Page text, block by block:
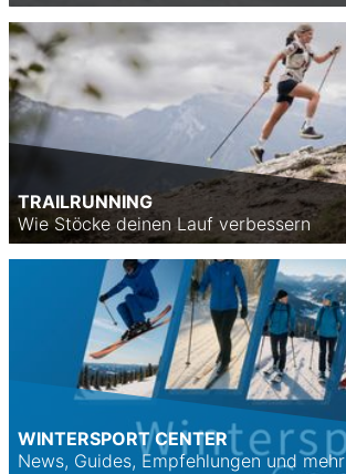
TRAILRUNNING
Wie Stöcke deinen Lauf verbessern
WINTERSPORT CENTER
News, Guides, Empfehlungen und mehr